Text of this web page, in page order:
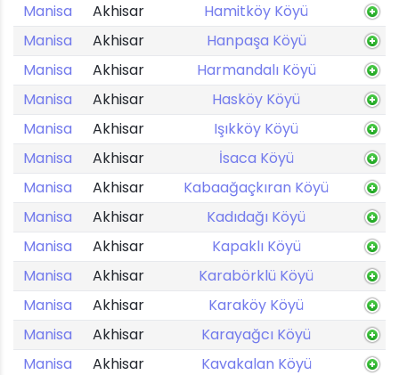
Manisa
Akhisar
Hamitköy Köyü
Manisa
Akhisar
Hanpaşa Köyü
Manisa
Akhisar
Harmandalı Köyü
Manisa
Akhisar
Hasköy Köyü
Manisa
Akhisar
Işıkköy Köyü
Manisa
Akhisar
İsaca Köyü
Manisa
Akhisar
Kabaağaçkıran Köyü
Manisa
Akhisar
Kadıdağı Köyü
Manisa
Akhisar
Kapaklı Köyü
Manisa
Akhisar
Karabörklü Köyü
Manisa
Akhisar
Karaköy Köyü
Manisa
Akhisar
Karayağcı Köyü
Manisa
Akhisar
Kavakalan Köyü